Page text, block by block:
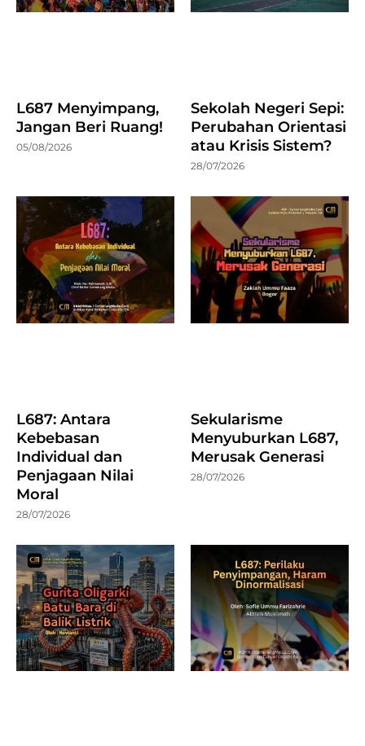
L687 Menyimpang,
Jangan Beri Ruang!
05/08/2026
Sekolah Negeri Sepi:
Perubahan Orientasi
atau Krisis Sistem?
28/07/2026
L687: Antara
Kebebasan
Individual dan
Penjagaan Nilai
Moral
28/07/2026
Sekularisme
Menyuburkan L687,
Merusak Generasi
28/07/2026